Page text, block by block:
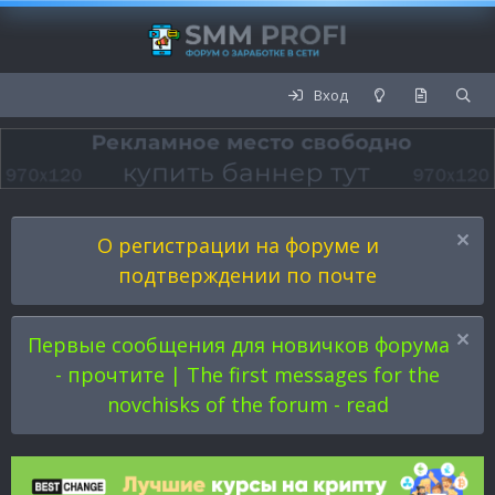
Вход
О регистрации на форуме и
подтверждении по почте
Первые сообщения для новичков форума
- прочтите | The first messages for the
novchisks of the forum - read